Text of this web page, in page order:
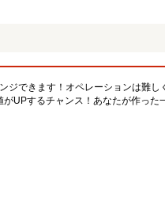
ジできます！オペレーションは難し
UPするチャンス！あなたが作っ